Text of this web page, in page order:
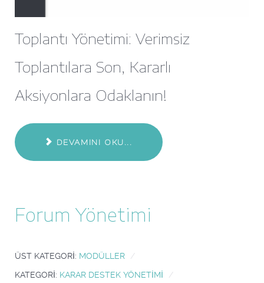
Toplantı Yönetimi: Verimsiz
Toplantılara Son, Kararlı
Aksiyonlara Odaklanın!
DEVAMINI OKU...
Forum Yönetimi
ÜST KATEGORI: MODÜLLER
KATEGORI: KARAR DESTEK YÖNETIMI